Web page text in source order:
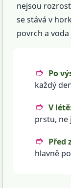
nejsou
se stává v
povrch a
Po
každý
V
prstu, ne
Před
hlavně